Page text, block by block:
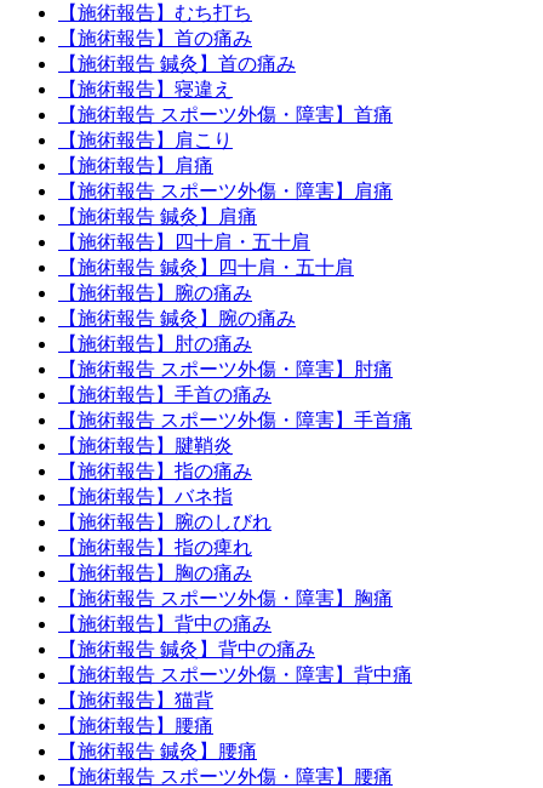
【施術報告】むち打ち
【施術報告】首の痛み
【施術報告 鍼灸】首の痛み
【施術報告】寝違え
【施術報告 スポーツ外傷・障害】首痛
【施術報告】肩こり
【施術報告】肩痛
【施術報告 スポーツ外傷・障害】肩痛
【施術報告 鍼灸】肩痛
【施術報告】四十肩・五十肩
【施術報告 鍼灸】四十肩・五十肩
【施術報告】腕の痛み
【施術報告 鍼灸】腕の痛み
【施術報告】肘の痛み
【施術報告 スポーツ外傷・障害】肘痛
【施術報告】手首の痛み
【施術報告 スポーツ外傷・障害】手首痛
【施術報告】腱鞘炎
【施術報告】指の痛み
【施術報告】バネ指
【施術報告】腕のしびれ
【施術報告】指の痺れ
【施術報告】胸の痛み
【施術報告 スポーツ外傷・障害】胸痛
【施術報告】背中の痛み
【施術報告 鍼灸】背中の痛み
【施術報告 スポーツ外傷・障害】背中痛
【施術報告】猫背
【施術報告】腰痛
【施術報告 鍼灸】腰痛
【施術報告 スポーツ外傷・障害】腰痛